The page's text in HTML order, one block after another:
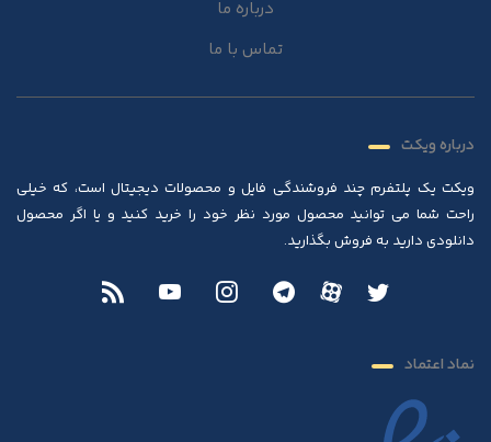
درباره ما
تماس با ما
درباره ویکت
ویکت یک پلتفرم چند فروشندگی فایل و محصولات دیجیتال است، که خیلی
راحت شما می توانید محصول مورد نظر خود را خرید کنید و یا اگر محصول
دانلودی دارید به فروش بگذارید.
نماد اعتماد